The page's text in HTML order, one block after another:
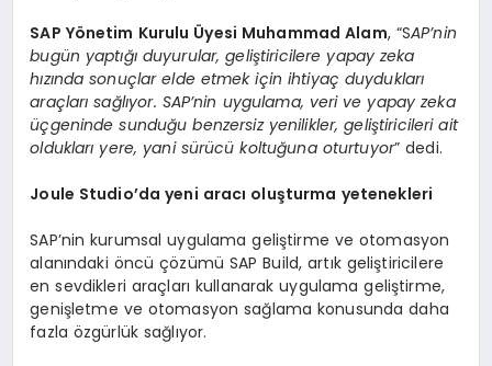
SAP Yönetim Kurulu Üyesi Muhammad Alam, “SAP’nin
bugün yaptığı duyurular, geliştiricilere yapay zeka
hızında sonuçlar elde etmek için ihtiyaç duydukları
araçları sağlıyor. SAP’nin uygulama, veri ve yapay zeka
üçgeninde sunduğu benzersiz yenilikler, geliştiricileri ait
oldukları yere, yani sürücü koltuğuna oturtuyor” dedi.
Joule Studio’da yeni aracı oluşturma yetenekleri
SAP’nin kurumsal uygulama geliştirme ve otomasyon
alanındaki öncü çözümü SAP Build, artık geliştiricilere
en sevdikleri araçları kullanarak uygulama geliştirme,
genişletme ve otomasyon sağlama konusunda daha
fazla özgürlük sağlıyor.